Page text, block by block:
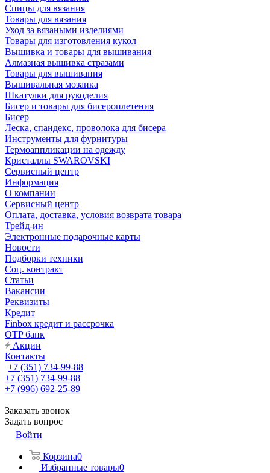
Спицы для вязания
Товары для вязания
Уход за вязаными изделиями
Товары для изготовления кукол
Вышивка и товары для вышивания
Алмазная вышивка стразами
Товары для вышивания
Вышивальная мозаика
Шкатулки для рукоделия
Бисер и товары для бисероплетения
Бисер
Леска, спандекс, проволока для бисера
Инструменты для фурнитуры
Термоаппликации на одежду
Кристаллы SWAROVSKI
Сервисный центр
Информация
О компании
Сервисный центр
Оплата, доставка, условия возврата товара
Трейд-ин
Электронные подарочные карты
Новости
Подборки техники
Соц. контракт
Статьи
Вакансии
Реквизиты
Кредит
Finbox кредит и рассрочка
OTP банк
Акции
Контакты
+7 (351) 734-99-88
+7 (351) 734-99-88
+7 (996) 692-25-89
Заказать звонок
Задать вопрос
Войти
Корзина0
Избранные товары0